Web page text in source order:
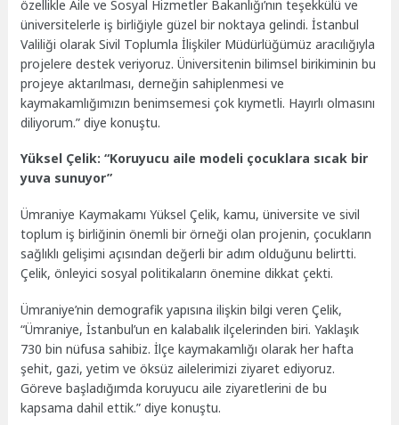
özellikle Aile ve Sosyal Hizmetler Bakanlığı’nın teşekkülü ve
üniversitelerle iş birliğiyle güzel bir noktaya gelindi. İstanbul
Valiliği olarak Sivil Toplumla İlişkiler Müdürlüğümüz aracılığıyla
projelere destek veriyoruz. Üniversitenin bilimsel birikiminin bu
projeye aktarılması, derneğin sahiplenmesi ve
kaymakamlığımızın benimsemesi çok kıymetli. Hayırlı olmasını
diliyorum.” diye konuştu.
Yüksel Çelik: “Koruyucu aile modeli çocuklara sıcak bir
yuva sunuyor”
Ümraniye Kaymakamı Yüksel Çelik, kamu, üniversite ve sivil
toplum iş birliğinin önemli bir örneği olan projenin, çocukların
sağlıklı gelişimi açısından değerli bir adım olduğunu belirtti.
Çelik, önleyici sosyal politikaların önemine dikkat çekti.
Ümraniye’nin demografik yapısına ilişkin bilgi veren Çelik,
“Ümraniye, İstanbul’un en kalabalık ilçelerinden biri. Yaklaşık
730 bin nüfusa sahibiz. İlçe kaymakamlığı olarak her hafta
şehit, gazi, yetim ve öksüz ailelerimizi ziyaret ediyoruz.
Göreve başladığımda koruyucu aile ziyaretlerini de bu
kapsama dahil ettik.” diye konuştu.